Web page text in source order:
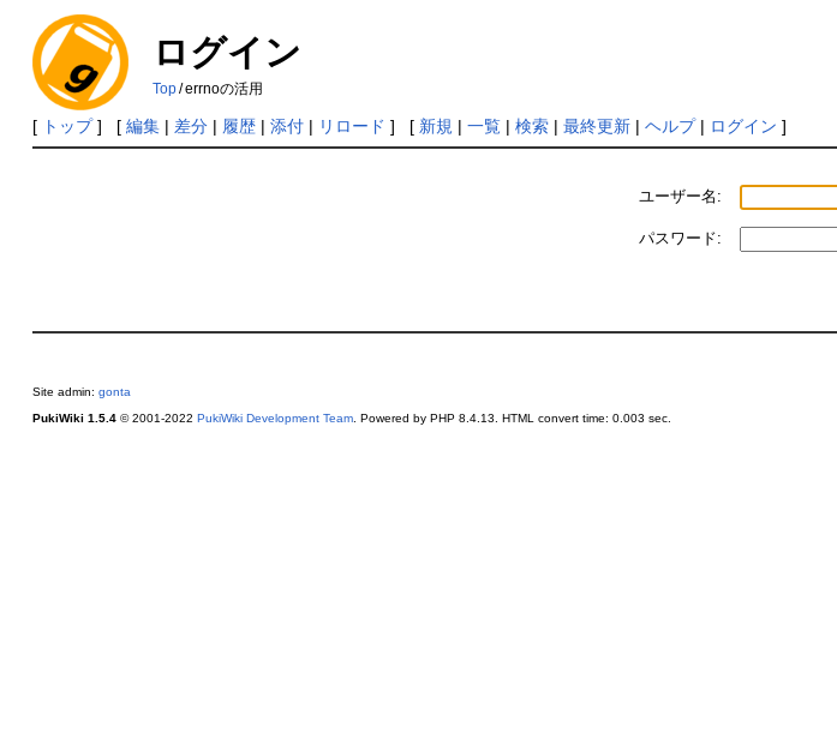
ログイン
Top/errnoの活用
[ トップ] [ 編集| 差分| 履歴| 添付| リロード ] [ 新規 | 一覧| 検索| 最終更新| ヘルプ| ログイン ]
ユーザー名:
パスワード:
Site admin: gonta
PukiWiki 1.5.4© 2001-2022 PukiWiki Development Team. Powered by PHP 8.4.13. HTML convert time: 0.003 sec.